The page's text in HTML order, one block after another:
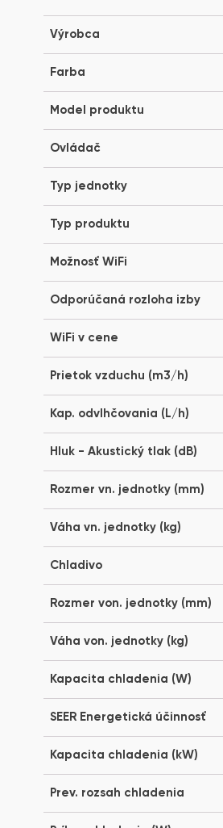
Výrobca
Farba
Model produktu
Ovládač
Typ jednotky
Typ produktu
Možnosť WiFi
Odporúčaná rozloha izby
WiFi v cene
Prietok vzduchu (m3/h)
Kap. odvlhčovania (L/h)
Hluk - Akustický tlak (dB)
Rozmer vn. jednotky (mm)
Váha vn. jednotky (kg)
Chladivo
Rozmer von. jednotky (mm)
Váha von. jednotky (kg)
Kapacita chladenia (W)
SEER Energetická účinnosť
Kapacita chladenia (kW)
Prev. rozsah chladenia